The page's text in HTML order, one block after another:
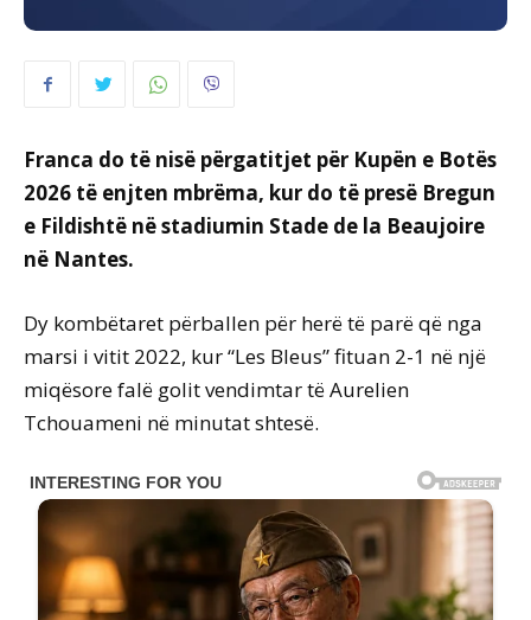
Franca do të nisë përgatitjet për Kupën e Botës
2026 të enjten mbrëma, kur do të presë Bregun
e Fildishtë në stadiumin Stade de la Beaujoire
në Nantes.
Dy kombëtaret përballen për herë të parë që nga
marsi i vitit 2022, kur “Les Bleus” fituan 2-1 në një
miqësore falë golit vendimtar të Aurelien
Tchouameni në minutat shtesë.